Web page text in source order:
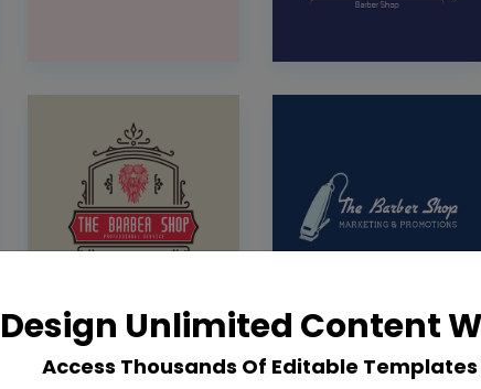
Design Unlimited Content
Access Thousands Of Editable Templates